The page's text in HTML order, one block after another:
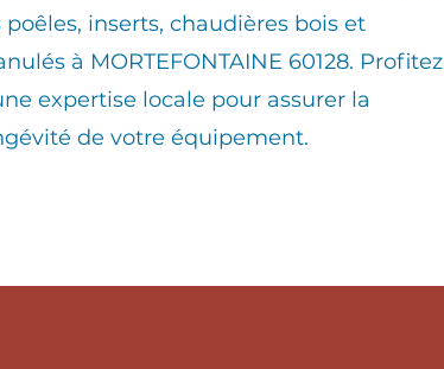
poêles, inserts, chaudières bois et
à MORTEFONTAINE 60128. Profitez
expertise locale pour assurer la
de votre équipement.